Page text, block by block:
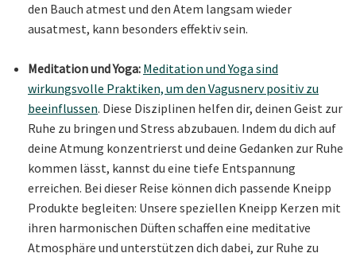
den Bauch atmest und den Atem langsam wieder
ausatmest, kann besonders effektiv sein.
Meditation und Yoga: Meditation und Yoga sind
wirkungsvolle Praktiken, um den Vagusnerv positiv zu
beeinflussen. Diese Disziplinen helfen dir, deinen Geist zur
Ruhe zu bringen und Stress abzubauen. Indem du dich auf
deine Atmung konzentrierst und deine Gedanken zur Ruhe
kommen lässt, kannst du eine tiefe Entspannung
erreichen. Bei dieser Reise können dich passende Kneipp
Produkte begleiten: Unsere speziellen Kneipp Kerzen mit
ihren harmonischen Düften schaffen eine meditative
Atmosphäre und unterstützen dich dabei, zur Ruhe zu